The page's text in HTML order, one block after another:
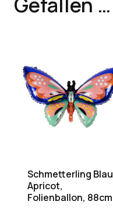
Schmetterling Blau
Apricot,
Folienballon, 88cm